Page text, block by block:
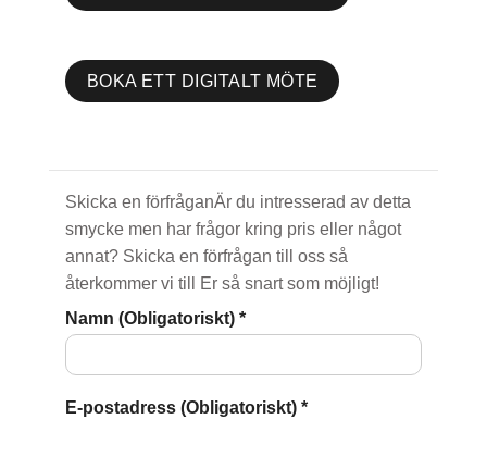
BOKA ETT DIGITALT MÖTE
Skicka en förfråganÄr du intresserad av detta
smycke men har frågor kring pris eller något
annat? Skicka en förfrågan till oss så
återkommer vi till Er så snart som möjligt!
Namn (Obligatoriskt) *
E-postadress (Obligatoriskt) *